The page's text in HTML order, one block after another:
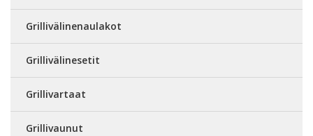
Grillivälinenaulakot
Grillivälinesetit
Grillivartaat
Grillivaunut